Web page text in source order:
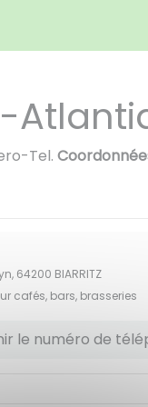
Tel.
64200 BIARRITZ
cafés, bars, brasseries
le numéro de